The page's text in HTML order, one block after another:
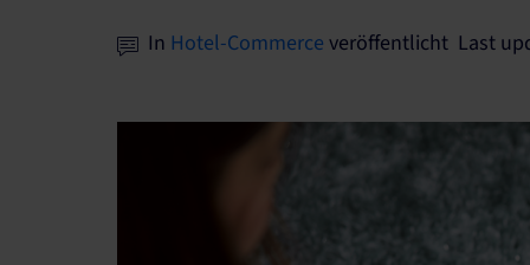
In Hotel-Commerce veröffentlicht Last